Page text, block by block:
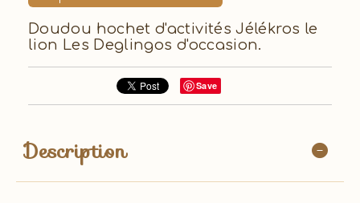
Doudou hochet d'activités Jélékros le
lion Les Deglingos d'occasion.
Save
Description